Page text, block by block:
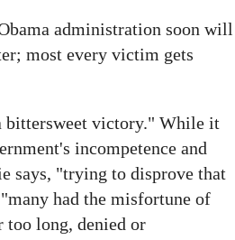
administration soon will
most every victim gets
bittersweet victory." While it
incompetence and
says, "trying to disprove that
had the misfortune of
too long, denied or